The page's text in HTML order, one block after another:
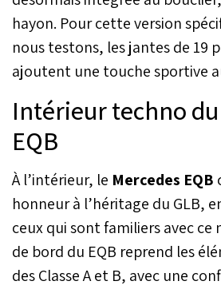
hayon. Pour cette version
nous testons, les jantes de 19
ajoutent une touche sportive
Intérieur techno
EQB
À l’intérieur, le Mercedes EQB
honneur à l’héritage du GLB,
ceux qui sont familiers avec ce
de bord du EQB reprend les
des Classe A et B, avec une